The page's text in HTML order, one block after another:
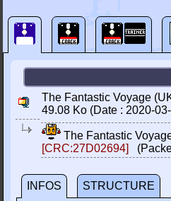
The Fantastic Voyage
49.08 Ko (Date : 2020-
The Fantastic
[CRC:27D02694]
INFOS
STRUCTURE